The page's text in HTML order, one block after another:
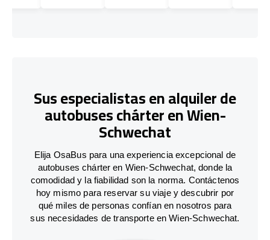
Sus especialistas en alquiler de
autobuses chárter en Wien-
Schwechat
Elija OsaBus para una experiencia excepcional de
autobuses chárter en Wien-Schwechat, donde la
comodidad y la fiabilidad son la norma. Contáctenos
hoy mismo para reservar su viaje y descubrir por
qué miles de personas confían en nosotros para
sus necesidades de transporte en Wien-Schwechat.